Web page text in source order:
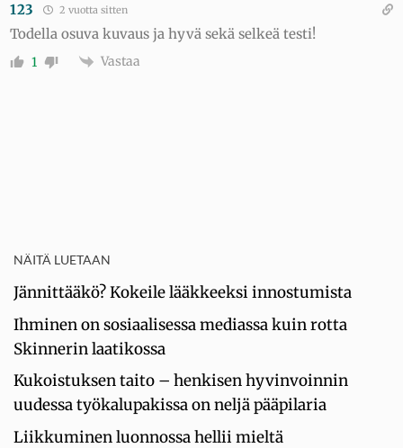
123 2 vuotta sitten
Todella osuva kuvaus ja hyvä sekä selkeä testi!
1 Vastaa
NÄITÄ LUETAAN
Jännittääkö? Kokeile lääkkeeksi innostumista
Ihminen on sosiaalisessa mediassa kuin rotta
Skinnerin laatikossa
Kukoistuksen taito – henkisen hyvinvoinnin
uudessa työkalupakissa on neljä pääpilaria
Liikkuminen luonnossa hellii mieltä